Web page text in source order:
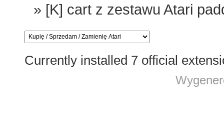
» [K] cart z zestawu Atari
Currently installed 7 official